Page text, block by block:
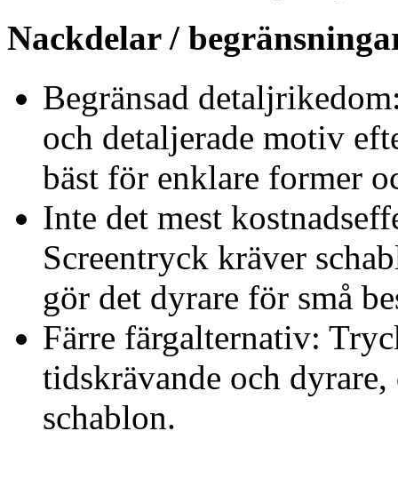
Nackdelar /
Begränsad
och detaljerade motiv
bäst för enklare former
Inte det mest
Screentryck kräver
gör det dyrare för små
Färre färgalternativ:
tidskrävande och
schablon.